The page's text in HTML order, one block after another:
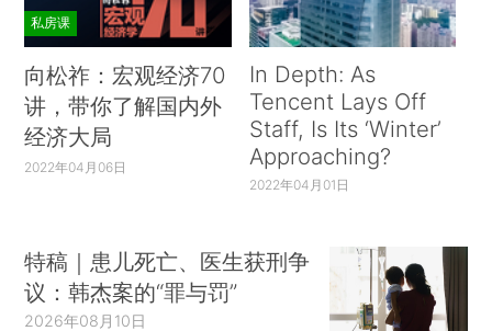
私房课
向松祚：宏观经济70
讲，带你了解国内外
经济大局
2022年04月06日
In Depth: As
Tencent Lays Off
Staff, Is Its ‘Winter’
Approaching?
2022年04月01日
特稿｜患儿死亡、医生获刑争
议：韩杰案的“罪与罚”
2026年08月10日